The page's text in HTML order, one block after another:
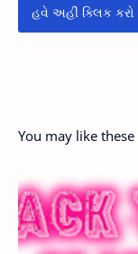
હવે અહીં ક્લિક કરો
You may like